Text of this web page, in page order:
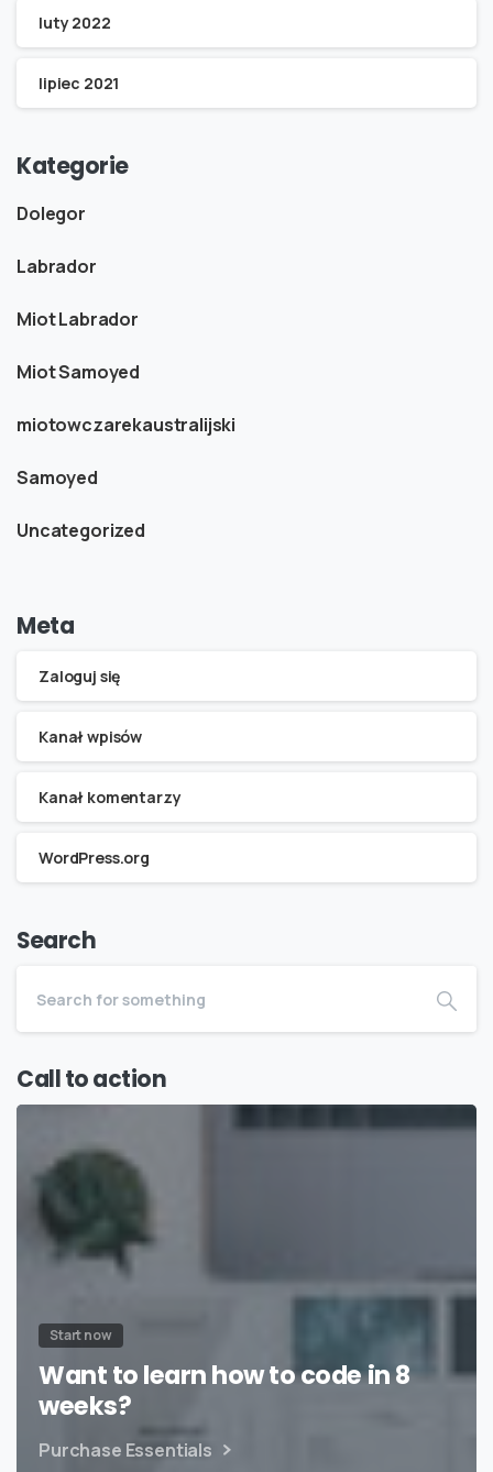
luty 2022
lipiec 2021
Kategorie
Dolegor
Labrador
Miot Labrador
Miot Samoyed
miotowczarekaustralijski
Samoyed
Uncategorized
Meta
Zaloguj się
Kanał wpisów
Kanał komentarzy
WordPress.org
Search
Call to action
Start now
Want to learn how to code in 8
weeks?
Purchase Essentials